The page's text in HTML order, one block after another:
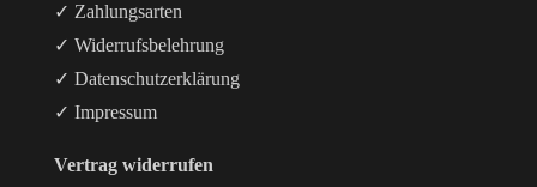
✓ Zahlungsarten
✓ Widerrufsbelehrung
✓ Datenschutzerklärung
✓ Impressum
Vertrag widerrufen